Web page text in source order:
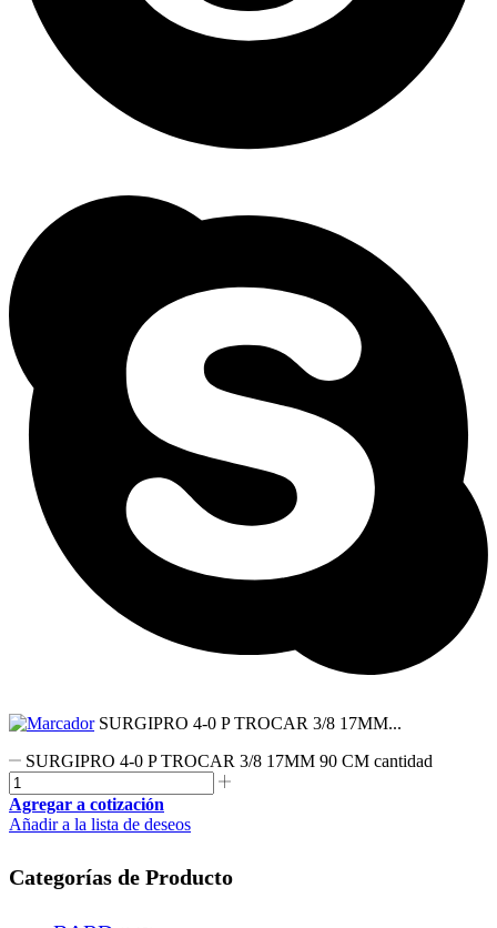
SURGIPRO 4-0 P TROCAR 3/8 17MM...
SURGIPRO 4-0 P TROCAR 3/8 17MM 90 CM cantidad
Agregar a cotización
Añadir a la lista de deseos
Categorías de Producto